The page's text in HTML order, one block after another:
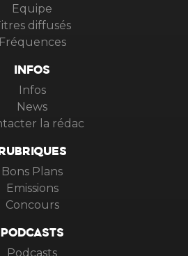
Equipe
diffusés
Fréquences
INFOS
Infos
News
la rédac
Bons Plans
Emissions
Concours
PODCASTS
Podcasts